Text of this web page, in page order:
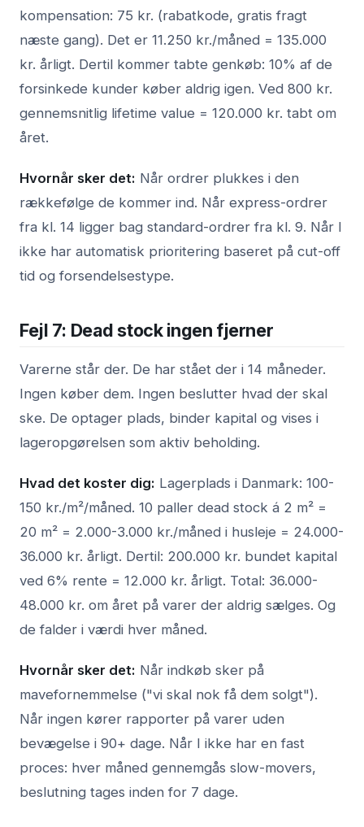
kompensation: 75 kr. (rabatkode, gratis fragt
næste gang). Det er 11.250 kr./måned = 135.000
kr. årligt. Dertil kommer tabte genkøb: 10% af de
forsinkede kunder køber aldrig igen. Ved 800 kr.
gennemsnitlig lifetime value = 120.000 kr. tabt om
året.
Hvornår sker det: Når ordrer plukkes i den
rækkefølge de kommer ind. Når express-ordrer
fra kl. 14 ligger bag standard-ordrer fra kl. 9. Når I
ikke har automatisk prioritering baseret på cut-off
tid og forsendelsestype.
Fejl 7: Dead stock ingen fjerner
Varerne står der. De har stået der i 14 måneder.
Ingen køber dem. Ingen beslutter hvad der skal
ske. De optager plads, binder kapital og vises i
lageropgørelsen som aktiv beholding.
Hvad det koster dig: Lagerplads i Danmark: 100-
150 kr./m²/måned. 10 paller dead stock á 2 m² =
20 m² = 2.000-3.000 kr./måned i husleje = 24.000-
36.000 kr. årligt. Dertil: 200.000 kr. bundet kapital
ved 6% rente = 12.000 kr. årligt. Total: 36.000-
48.000 kr. om året på varer der aldrig sælges. Og
de falder i værdi hver måned.
Hvornår sker det: Når indkøb sker på
mavefornemmelse ("vi skal nok få dem solgt").
Når ingen kører rapporter på varer uden
bevægelse i 90+ dage. Når I ikke har en fast
proces: hver måned gennemgås slow-movers,
beslutning tages inden for 7 dage.